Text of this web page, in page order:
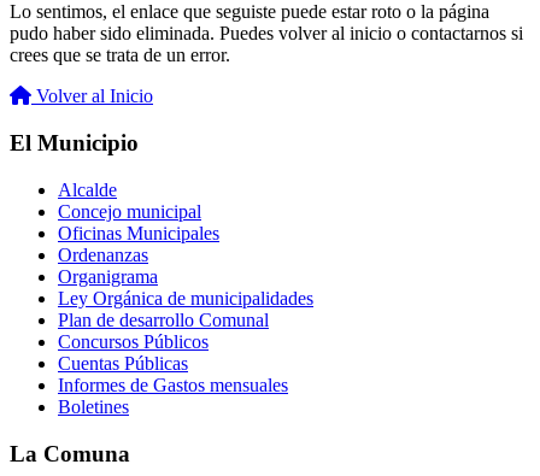
Lo sentimos, el enlace que seguiste puede estar roto o la página
pudo haber sido eliminada. Puedes volver al inicio o contactarnos si
crees que se trata de un error.
Volver al Inicio
El Municipio
Alcalde
Concejo municipal
Oficinas Municipales
Ordenanzas
Organigrama
Ley Orgánica de municipalidades
Plan de desarrollo Comunal
Concursos Públicos
Cuentas Públicas
Informes de Gastos mensuales
Boletines
La Comuna